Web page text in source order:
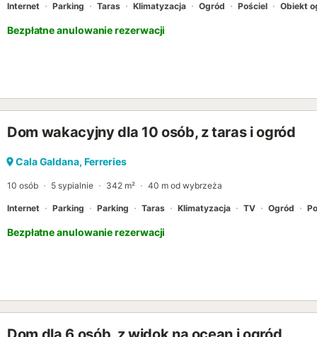
Internet Parking Taras Klimatyzacja Ogród Pościel Obiekt
Bezpłatne anulowanie rezerwacji
Dom wakacyjny dla 10 osób, z taras i ogród
Cala Galdana, Ferreries
10 osób 5 sypialnie 342 m² 40 m od wybrzeża
Internet Parking Parking Taras Klimatyzacja TV Ogród
Bezpłatne anulowanie rezerwacji